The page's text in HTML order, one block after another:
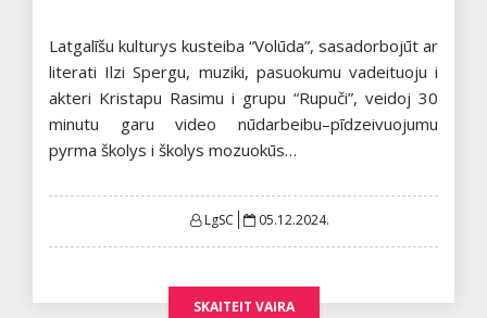
Latgalīšu kulturys kusteiba “Volūda”, sasadorbojūt ar
literati Ilzi Spergu, muziki, pasuokumu vadeituoju i
akteri Kristapu Rasimu i grupu “Rupuči”, veidoj 30
minutu garu video nūdarbeibu–pīdzeivuojumu
pyrma školys i školys mozuokūs…
LgSC
Posted
05.12.2024.
SKAITEIT VAIRA